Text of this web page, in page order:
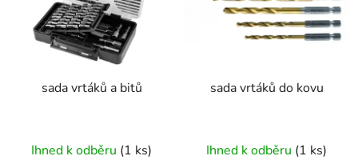
sada vrtáků a bitů
Ihned k odběru (1 ks)
sada vrtáků do kovu
Ihned k odběru (1 ks)